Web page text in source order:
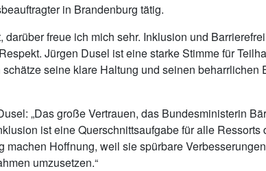
in Brandenburg tätig.
freue ich mich sehr. Inklusion und
Jürgen Dusel ist eine starke Stimme für
seine klare Haltung und seinen beharrlichen
„Das große Vertrauen, das Bundesministerin
ist eine Querschnittsaufgabe für alle
Hoffnung, weil sie spürbare
umzusetzen.“